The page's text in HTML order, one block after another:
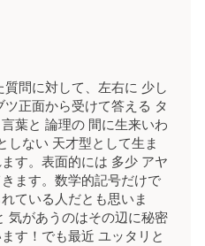
問に対して、左右に 少し
正面から受けて答える タ
葉と 論理の 間に生来いわ
しない 天才型として生ま
す。表面的には 多少 アヤ
ます。数学的記号だけで
ている人だとも思いま
気があうのはその辺に秘密
す！でも最近 ユッタリと